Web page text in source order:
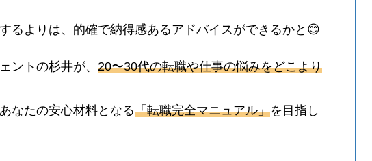
るよりは、的確で納得感あるアドバイスができるかと😊
ントの杉井が、 20〜30代の転職や仕事の悩みをどこより
なたの安心材料となる「転職完全マニュアル」を目指し